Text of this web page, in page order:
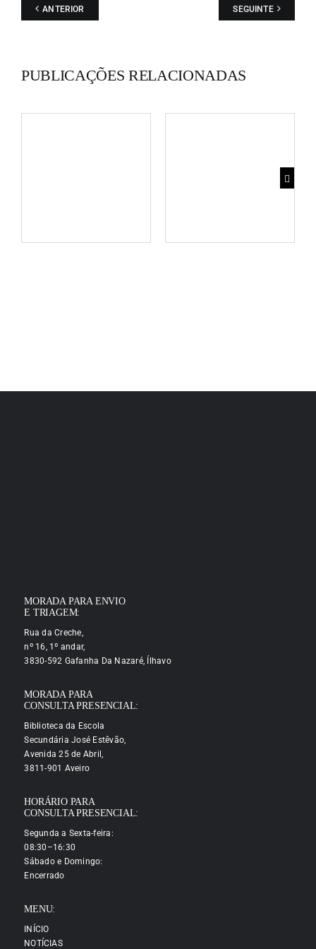
ANTERIOR SEGUINTE
PUBLICAÇÕES RELACIONADAS
MORADA PARA ENVIO
E TRIAGEM:
Rua da Creche,
nº 16, 1º andar,
3830-592 Gafanha Da Nazaré, Ílhavo
MORADA PARA
CONSULTA PRESENCIAL:
Biblioteca da Escola
Secundária José Estêvão,
Avenida 25 de Abril,
3811-901 Aveiro
HORÁRIO PARA
CONSULTA PRESENCIAL:
Segunda a Sexta-feira:
08:30–16:30
Sábado e Domingo:
Encerrado
MENU:
INÍCIO
NOTÍCIAS